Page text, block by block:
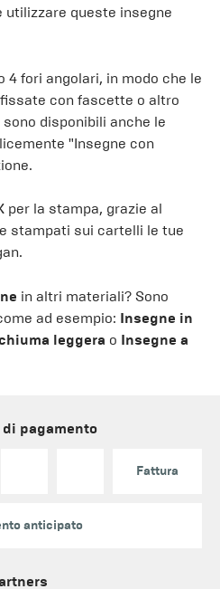
utilizzare queste insegne
4 fori angolari, in modo che le
con fascette o altro
disponibili anche le
"Insegne con
per la stampa, grazie al
stampati sui cartelli le tue
in altri materiali? Sono
ad esempio: Insegne in
leggera o Insegne a
pagamento
Fattura
anticipato